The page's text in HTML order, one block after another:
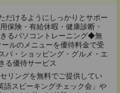
だけるようにしっかりとサポー
保険・有給休暇・健康診断・
るパソコントレーニング◆無
ルのメニューを優待料金で受
パ・ショッピング・グルメ・エ
る優待サービス
リングを無料でご提供してい
語スピーキングチェック会」や